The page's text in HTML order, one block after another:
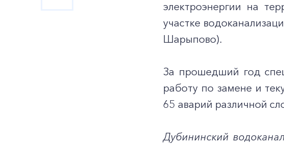
электроэнергии на
участке
Шарыпово).
За прошедший год
работу по замене и
65 аварий различной
Дубининский